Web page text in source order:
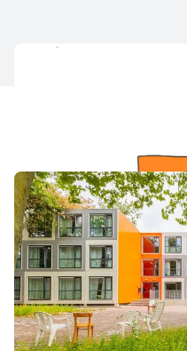
De cijfers
In 2021 raakten meer
beschadigd door de
waardoor duizenden
werden, sommigen